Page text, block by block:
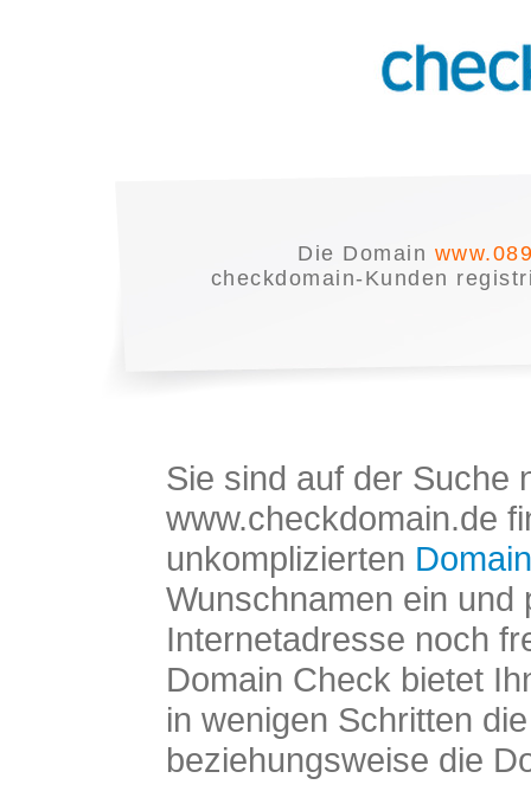
Die Domain
checkdomain-Kunden
Sie sind auf der Suche
www.checkdomain.de
unkomplizierten
Wunschnamen ein und
Internetadresse noch
Domain Check bietet
in wenigen Schritten
beziehungsweise die